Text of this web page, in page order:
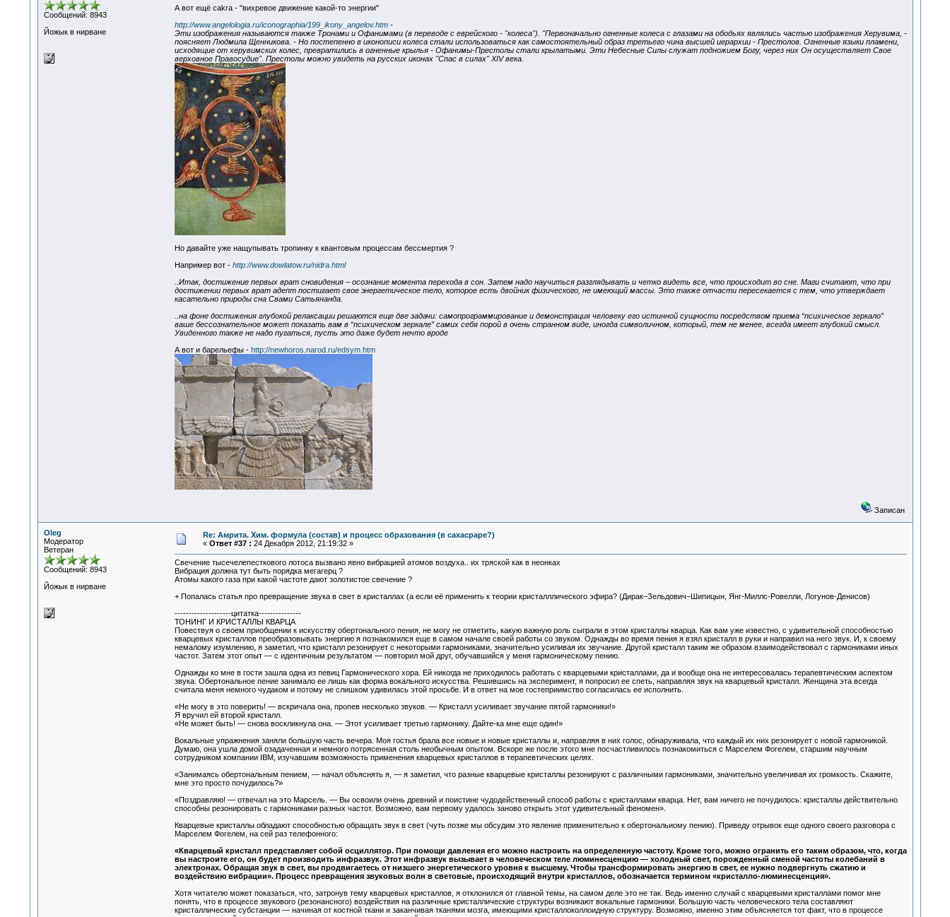
Сообщений: 8943
Йожык в нирване
А вот ещё cakra - "вихревое движение какой-то энергии"
http://www.angelologia.ru/iconographia/199_ikony_angelov.htm-
Эти изображения называются также Тронами и Офанимами (в переводе с еврейского - "колеса"). "Первоначально огненные колеса с глазами на ободьях являлись частью изображения Херувима, -
поясняет Людмила Щенникова. - Но постепенно в иконописи колеса стали использоваться как самостоятельный образ третьего чина высшей иерархии - Престолов. Огненные языки пламени,
исходящие от херувимских колес, превратились в огненные крылья - Офанимы-Престолы стали крылатыми. Эти Небесные Силы служат подножием Богу, через них Он осуществляет Свое
верховное Правосудие". Престолы можно увидеть на русских иконах "Спас в силах" XIV века.
Но давайте уже нащупывать тропинку к квантовым процессам бессмертия ?
Например вот - http://www.dowlatow.ru/nidra.html
..Итак, достижение первых врат сновидения – осознание момента перехода в сон. Затем надо научиться разглядывать и четко видеть все, что происходит во сне. Маги считают, что при
достижении первых врат адепт постигает свое энергетическое тело, которое есть двойник физического, не имеющий массы. Это также отчасти пересекается с тем, что утверждает
касательно природы сна Свами Сатьянанда.
..на фоне достижения глубокой релаксации решаются еще две задачи: самопрограммирование и демонстрация человеку его истинной сущности посредством приема “психическое зеркало”
ваше бессознательное может показать вам в “психическом зеркале” самих себя порой в очень странном виде, иногда символичном, который, тем не менее, всегда имеет глубокий смысл.
Увиденного также не надо пугаться, пусть это даже будет нечто вроде
А вот и барельефы - http://newhoros.narod.ru/edsym.htm
Записан
Oleg
Модератор
Ветеран
Сообщений: 8943
Йожык в нирване
Re: Амрита. Хим. формула (состав) и процесс образования (в сахасраре?)
« Ответ #37 : 24 Декабря 2012, 21:19:32 »
Свечение тысечелепесткового лотоса вызвано явно вибрацией атомов воздуха.. их тряской как в неонках
Вибрация должна тут быть порядка мегагерц ?
Атомы какого газа при какой частоте дают золотистое свечение ?
+ Попалась статья про превращение звука в свет в кристаллах (а если её применить к теории кристалллического эфира? (Дирак–Зельдович–Шипицын, Янг-Миллс-Ровелли, Логунов-Денисов)
--------------------цитатка---------------
ТОНИНГ И КРИСТАЛЛЫ КВАРЦА
Повествуя о своем приобщении к искусству обертонального пения, не могу не отметить, какую важную роль сыграли в этом кристаллы кварца. Как вам уже известно, с удивительной способностью
кварцевых кристаллов преобразовывать энергию я познакомился еще в самом начале своей работы со звуком. Однажды во время пения я взял кристалл в руки и направил на него звук. И, к своему
немалому изумлению, я заметил, что кристалл резонирует с некоторыми гармониками, значительно усиливая их звучание. Другой кристалл таким же образом взаимодействовал с гармониками иных
частот. Затем этот опыт — с идентичным результатом — повторил мой друг, обучавшийся у меня гармоническому пению.
Однажды ко мне в гости зашла одна из певиц Гармонического хора. Ей никогда не приходилось работать с кварцевыми кристаллами, да и вообще она не интересовалась терапевтическим аспектом
звука. Обертональное пение занимало ее лишь как форма вокального искусства. Решившись на эксперимент, я попросил ее спеть, направляя звук на кварцевый кристалл. Женщина эта всегда
считала меня немного чудаком и потому не слишком удивилась этой просьбе. И в ответ на мое гостеприимство согласилась ее исполнить.
«Не могу в это поверить! — вскричала она, пропев несколько звуков. — Кристалл усиливает звучание пятой гармоники!»
Я вручил ей второй кристалл.
«Не может быть! — снова воскликнула она. — Этот усиливает третью гармонику. Дайте-ка мне еще один!»
Вокальные упражнения заняли большую часть вечера. Моя гостья брала все новые и новые кристаллы и, направляя в них голос, обнаруживала, что каждый их них резонирует с новой гармоникой.
Думаю, она ушла домой озадаченная и немного потрясенная столь необычным опытом. Вскоре же после этого мне посчастливилось познакомиться с Марселем Фогелем, старшим научным
сотрудником компании IBM, изучавшим возможность применения кварцевых кристаллов в терапевтических целях.
«Занимаясь обертональным пением, — начал объяснять я, — я заметил, что разные кварцевые кристаллы резонируют с различными гармониками, значительно увеличивая их громкость. Скажите,
мне это просто почудилось?»
«Поздравляю! — отвечал на это Марсель. — Вы освоили очень древний и поистине чудодейственный способ работы с кристаллами кварца. Нет, вам ничего не почудилось: кристаллы действительно
способны резонировать с гармониками разных частот. Возможно, вам первому удалось заново открыть этот удивительный феномен».
Кварцевые кристаллы обладают способностью обращать звук в свет (чуть позже мы обсудим это явление применительно к обертональиому пению). Приведу отрывок еще одного своего разговора с
Марселем Фогелем, на сей раз телефонного:
«Кварцевый кристалл представляет собой осциллятор. При помощи давления его можно настроить на определенную частоту. Кроме того, можно огранить его таким образом, что, когда
вы настроите его, он будет производить инфразвук. Этот инфразвук вызывает в человеческом теле люминесценцию — холодный свет, порожденный сменой частоты колебаний в
электронах. Обращая звук в свет, вы продвигаетесь от низшего энергетического уровня к высшему. Чтобы трансформировать энергию в свет, ее нужно подвергнуть сжатию и
воздействию вибрации». Процесс превращения звуковых волн в световые, происходящий внутри кристаллов, обозначается термином «кристалло-люминесценция».
Хотя читателю может показаться, что, затронув тему кварцевых кристаллов, я отклонился от главной темы, на самом деле это не так. Ведь именно случай с кварцевыми кристаллами помог мне
понять, что в процессе звукового (резонансного) воздействия на различные кристаллические структуры возникают вокальные гармоники. Большую часть человеческого тела составляют
кристаллические субстанции — начиная от костной ткани и заканчивая тканями мозга, имеющими кристаллоколлоидную структуру. Возможно, именно этим объясняется тот факт, что в процессе